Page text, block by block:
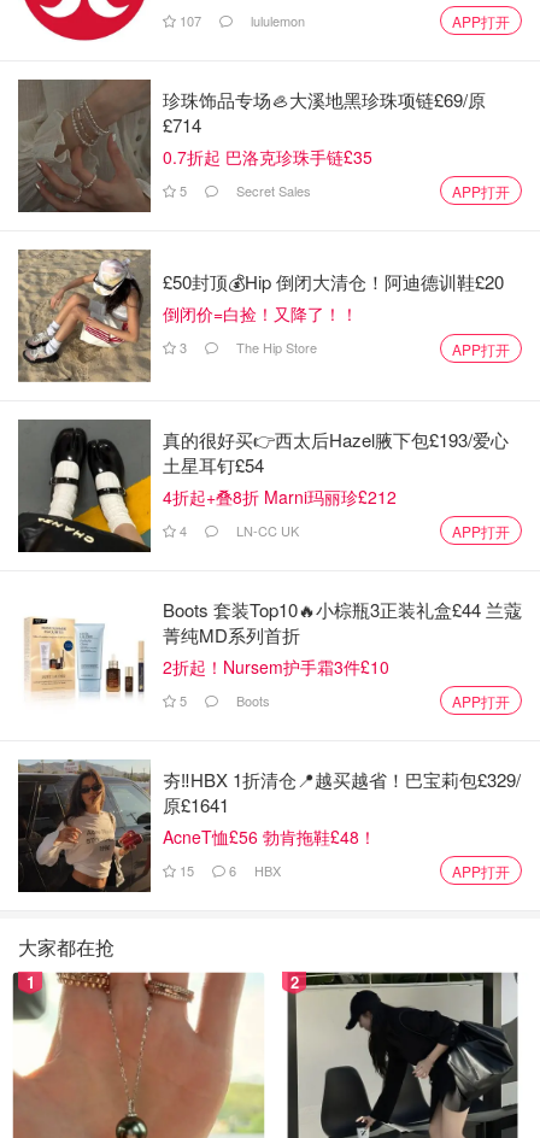
107 lululemon APP打开
珍珠饰品专场🦪大溪地黑珍珠项链£69/原
£714
0.7折起 巴洛克珍珠手链£35
5 Secret Sales APP打开
£50封顶💰Hip 倒闭大清仓！阿迪德训鞋£20
倒闭价=白捡！又降了！！
3 The Hip Store APP打开
真的很好买👉西太后Hazel腋下包£193/爱心
土星耳钉£54
4折起+叠8折 Marni玛丽珍£212
4 LN-CC UK APP打开
Boots 套装Top10🔥小棕瓶3正装礼盒£44 兰蔻
菁纯MD系列首折
2折起！Nursem护手霜3件£10
5 Boots APP打开
夯‼️HBX 1折清仓📍越买越省！巴宝莉包£329/
原£1641
AcneT恤£56 勃肯拖鞋£48！
15 6 HBX APP打开
大家都在抢
1 2